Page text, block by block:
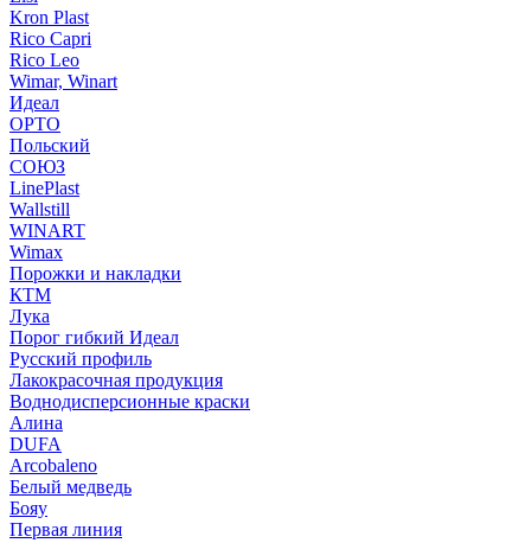
Kron Plast
Rico Capri
Rico Leo
Wimar, Winart
Идеал
ОРТО
Польский
СОЮЗ
LinePlast
Wallstill
WINART
Wimax
Порожки и накладки
КТМ
Лука
Порог гибкий Идеал
Русский профиль
Лакокрасочная продукция
Воднодисперсионные краски
Алина
DUFA
Arcobaleno
Белый медведь
Бояу
Первая линия